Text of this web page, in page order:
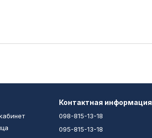
Контактная информация
098-815-13-18
095-815-13-18